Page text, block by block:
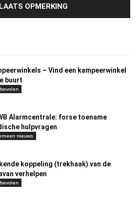
– Vind een kampeerwinkel
buurt
Alarmcentrale: forse toename
hulpvragen
nieuws
koppeling (trekhaak) van de
verhelpen